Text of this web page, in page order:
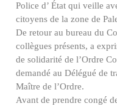
Police d’ État qui veille
citoyens de la zone de
De retour au bureau du
collègues présents, a
de solidarité de l’Ordre
demandé au Délégué de
Maître de l’Ordre.
Avant de prendre congé